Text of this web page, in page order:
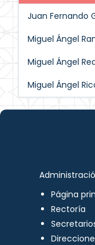
Juan Fernando
Miguel Ángel
Miguel Ángel
Miguel Ángel
Página
Rectoría